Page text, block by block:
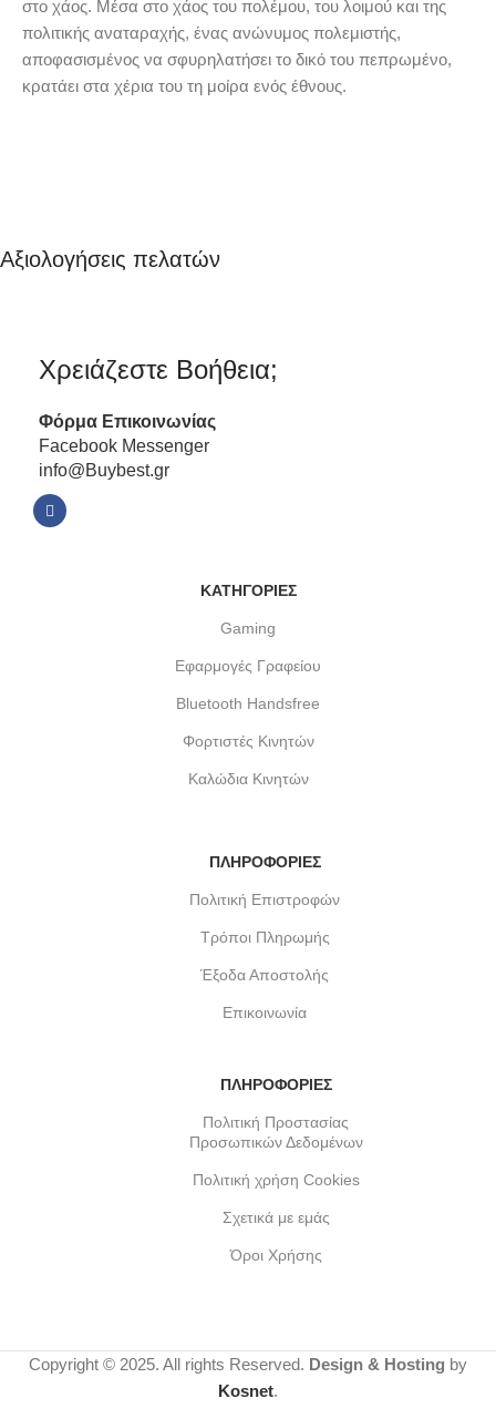
στο χάος. Μέσα στο χάος του πολέμου, του λοιμού και της
πολιτικής αναταραχής, ένας ανώνυμος πολεμιστής,
αποφασισμένος να σφυρηλατήσει το δικό του πεπρωμένο,
κρατάει στα χέρια του τη μοίρα ενός έθνους.
Αξιολογήσεις πελατών
Χρειάζεστε Βοήθεια;
Φόρμα Επικοινωνίας
Facebook Messenger
info@Buybest.gr
ΚΑΤΗΓΟΡΙΕΣ
Gaming
Εφαρμογές Γραφείου
Bluetooth Handsfree
Φορτιστές Κινητών
Καλώδια Κινητών
ΠΛΗΡΟΦΟΡΙΕΣ
Πολιτική Επιστροφών
Τρόποι Πληρωμής
Έξοδα Αποστολής
Επικοινωνία
ΠΛΗΡΟΦΟΡΙΕΣ
Πολιτική Προστασίας
Προσωπικών Δεδομένων
Πολιτική χρήση Cookies
Σχετικά με εμάς
Όροι Χρήσης
Copyright © 2025. All rights Reserved. Design & Hosting by
Kosnet.